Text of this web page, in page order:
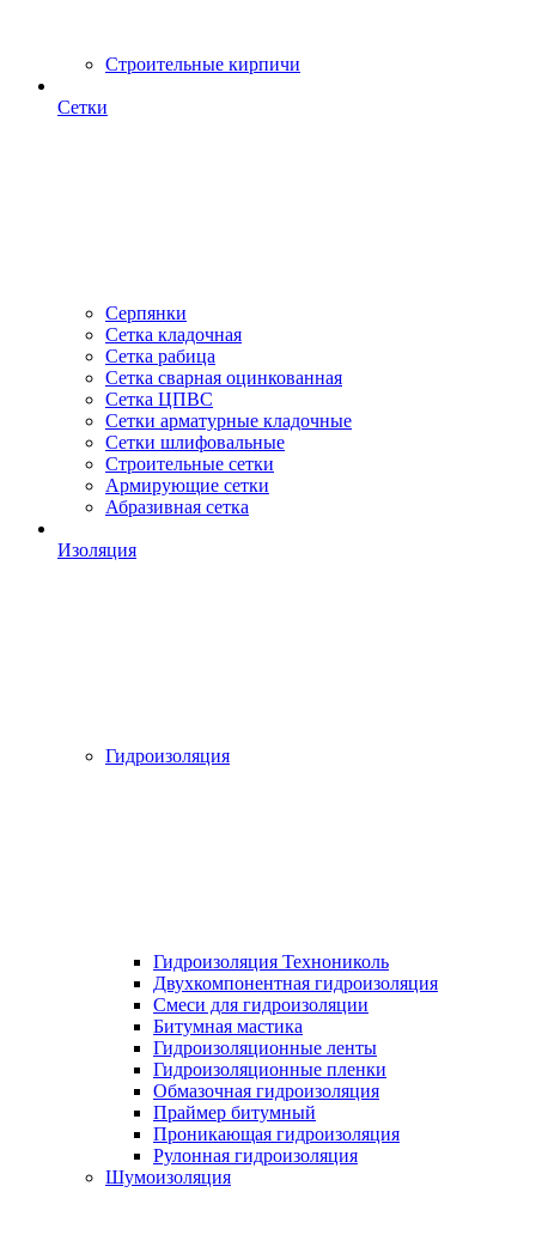
Строительные кирпичи
Сетки
Серпянки
Сетка кладочная
Сетка рабица
Сетка сварная оцинкованная
Сетка ЦПВС
Сетки арматурные кладочные
Сетки шлифовальные
Строительные сетки
Армирующие сетки
Абразивная сетка
Изоляция
Гидроизоляция
Гидроизоляция Технониколь
Двухкомпонентная гидроизоляция
Смеси для гидроизоляции
Битумная мастика
Гидроизоляционные ленты
Гидроизоляционные пленки
Обмазочная гидроизоляция
Праймер битумный
Проникающая гидроизоляция
Рулонная гидроизоляция
Шумоизоляция